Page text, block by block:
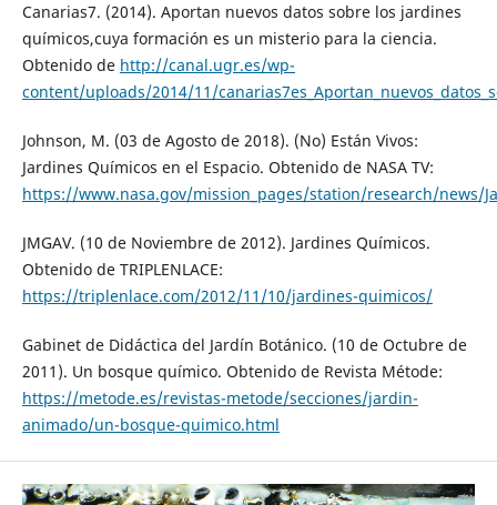
Canarias7. (2014). Aportan nuevos datos sobre los jardines
químicos,cuya formación es un misterio para la ciencia.
Obtenido de http://canal.ugr.es/wp-
content/uploads/2014/11/
Johnson, M. (03 de Agosto de 2018). (No) Están Vivos:
Jardines Químicos en el Espacio. Obtenido de NASA TV:
https://www.nasa.gov/mission_pages/station/research/news/
JMGAV. (10 de Noviembre de 2012). Jardines Químicos.
Obtenido de TRIPLENLACE:
https://triplenlace.com/2012/11/10/jardines-quimicos/
Gabinet de Didáctica del Jardín Botánico. (10 de Octubre de
2011). Un bosque químico. Obtenido de Revista Métode:
https://metode.es/revistas-metode/secciones/jardin-
animado/un-bosque-quimico.html